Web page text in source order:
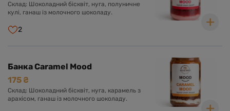
Склад: Шоколадний бісквіт, нуга, полуничне
кулі, ганаш із молочного шоколаду.
2
Банка Caramel Mood
175 ₴
Склад: Шоколадний бісквіт, нуга, карамель з
арахісом, ганаш із молочного шоколаду.